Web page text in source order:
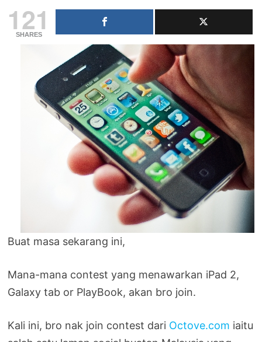
121
SHARES
Buat masa sekarang ini,
Mana-mana contest yang menawarkan iPad 2,
Galaxy tab or PlayBook, akan bro join.
Kali ini, bro nak join contest dari Octove.com iaitu